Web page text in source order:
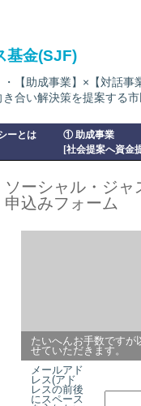
基金(SJF)
【助成事業】×【対話事
合い解決策を提案する
ーとは
① 助成事業
[社会提案へ資金
ソーシャル・ジ
申込みフォーム
たいへんお手数です
せていただきます。
メールアド
レス(アド
レスの前後
にスペース